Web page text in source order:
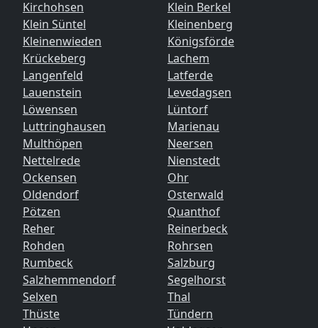
Kirchohsen
Klein Berkel
Klein Süntel
Kleinenberg
Kleinenwieden
Königsförde
Krückeberg
Lachem
Langenfeld
Latferde
Lauenstein
Levedagsen
Löwensen
Lüntorf
Luttringhausen
Marienau
Multhöpen
Neersen
Nettelrede
Nienstedt
Ockensen
Ohr
Oldendorf
Osterwald
Pötzen
Quanthof
Reher
Reinerbeck
Rohden
Rohrsen
Rumbeck
Salzburg
Salzhemmendorf
Segelhorst
Selxen
Thal
Thüste
Tündern